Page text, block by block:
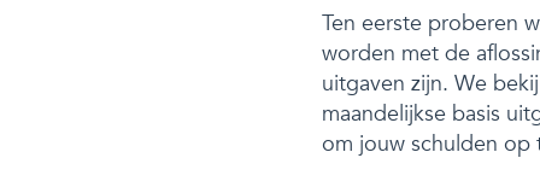
Ten eerste proberen
worden met de
uitgaven zijn. We
maandelijkse basis
om jouw schulden op